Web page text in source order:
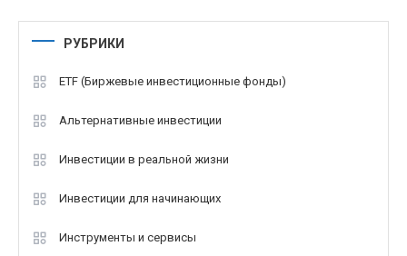
РУБРИКИ
ETF (Биржевые инвестиционные фонды)
Альтернативные инвестиции
Инвестиции в реальной жизни
Инвестиции для начинающих
Инструменты и сервисы